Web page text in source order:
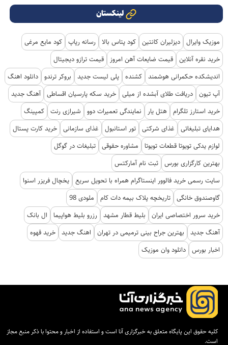
لینکستان
موزیک وایرال دیزلیران کانتین کود پتاس بالا رسانه رپاپ کود مایع مرغی
خرید نقره آنلاین قیمت ضایعات آهن امروز
قیمت ترازو دیجیتال
اندیشکده حکمرانی هوشمند کشنده پلی لیست جدید بروکر ترندو دانلود اهنگ
آپ تیون دریافت طلای آبشده از میلی خرید سکه پارسیان اقساطی آهنگ جدید
خرید استارز تلگرام هتل یار نمایندگی تعمیرات دوو شیرازی رنت کمپینگ
هدایای تبلیغاتی
غذای شرکتی تور استانبول غذای سازمانی خرید کارت پستال
لوازم یدکی تویوتا قطعات تویوتا
مشاوره حقوقی تبلیغات در گوگل
بهترین کارگزاری بورس ثبت نام آمارکتس
سایت رسمی خرید فالوور اینستاگرام همراه با تحویل سریع یخچال فریزر اسنوا
گاوصندوق خانگی تاریخچه پلاک بیمه دات کام
ملودی 98
خرید سرور اختصاصی ایران
بلیط قطار مشهد رزرو بلیط هواپیما
ال بانک
آهنگ جدید
بهترین جراح بینی ترمیمی در تهران اهنگ جدید خرید قهوه
اخبار بورس دانلود وان موزیک
کلیه حقوق این پایگاه متعلق به خبرگزاری آنا است و استفاده از اخبار و محتوا با ذکر منبع مجاز
است.